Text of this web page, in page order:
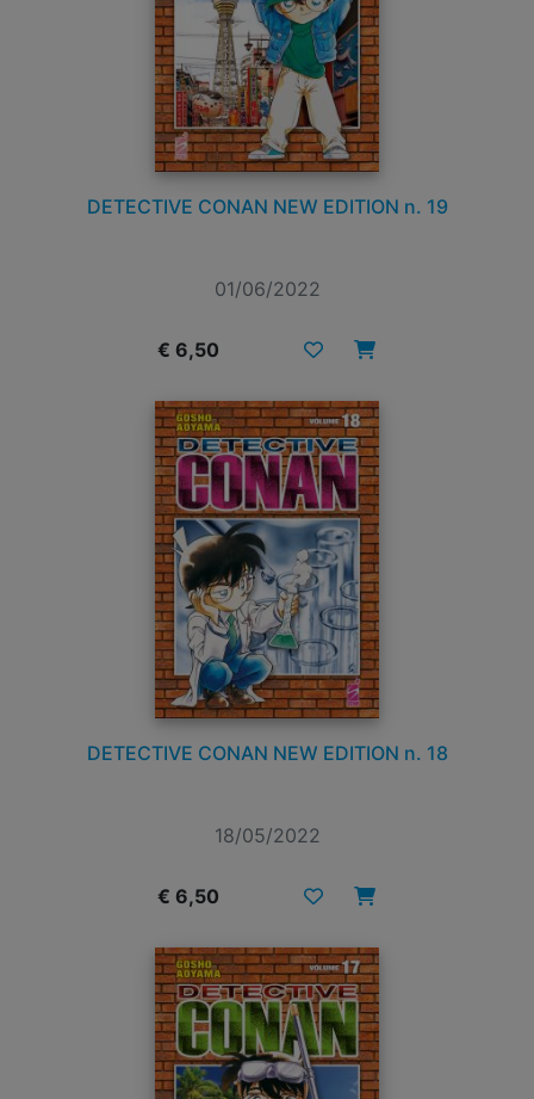
DETECTIVE CONAN NEW EDITION n. 19
01/06/2022
€ 6,50
DETECTIVE CONAN NEW EDITION n. 18
18/05/2022
€ 6,50